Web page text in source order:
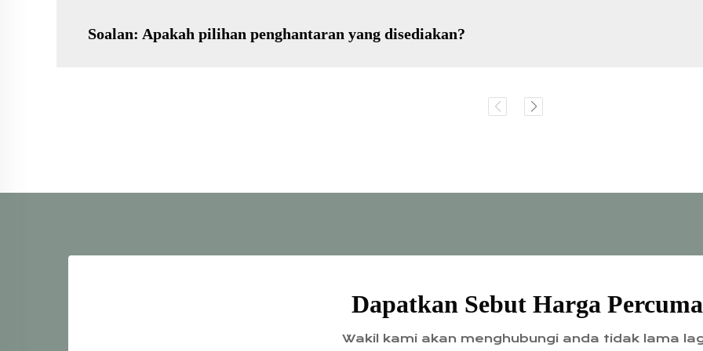
Soalan: Apakah pilihan penghantaran yang disediakan?
Dapatkan Sebut Harga Percuma
Wakil kami akan menghubungi anda tidak lama